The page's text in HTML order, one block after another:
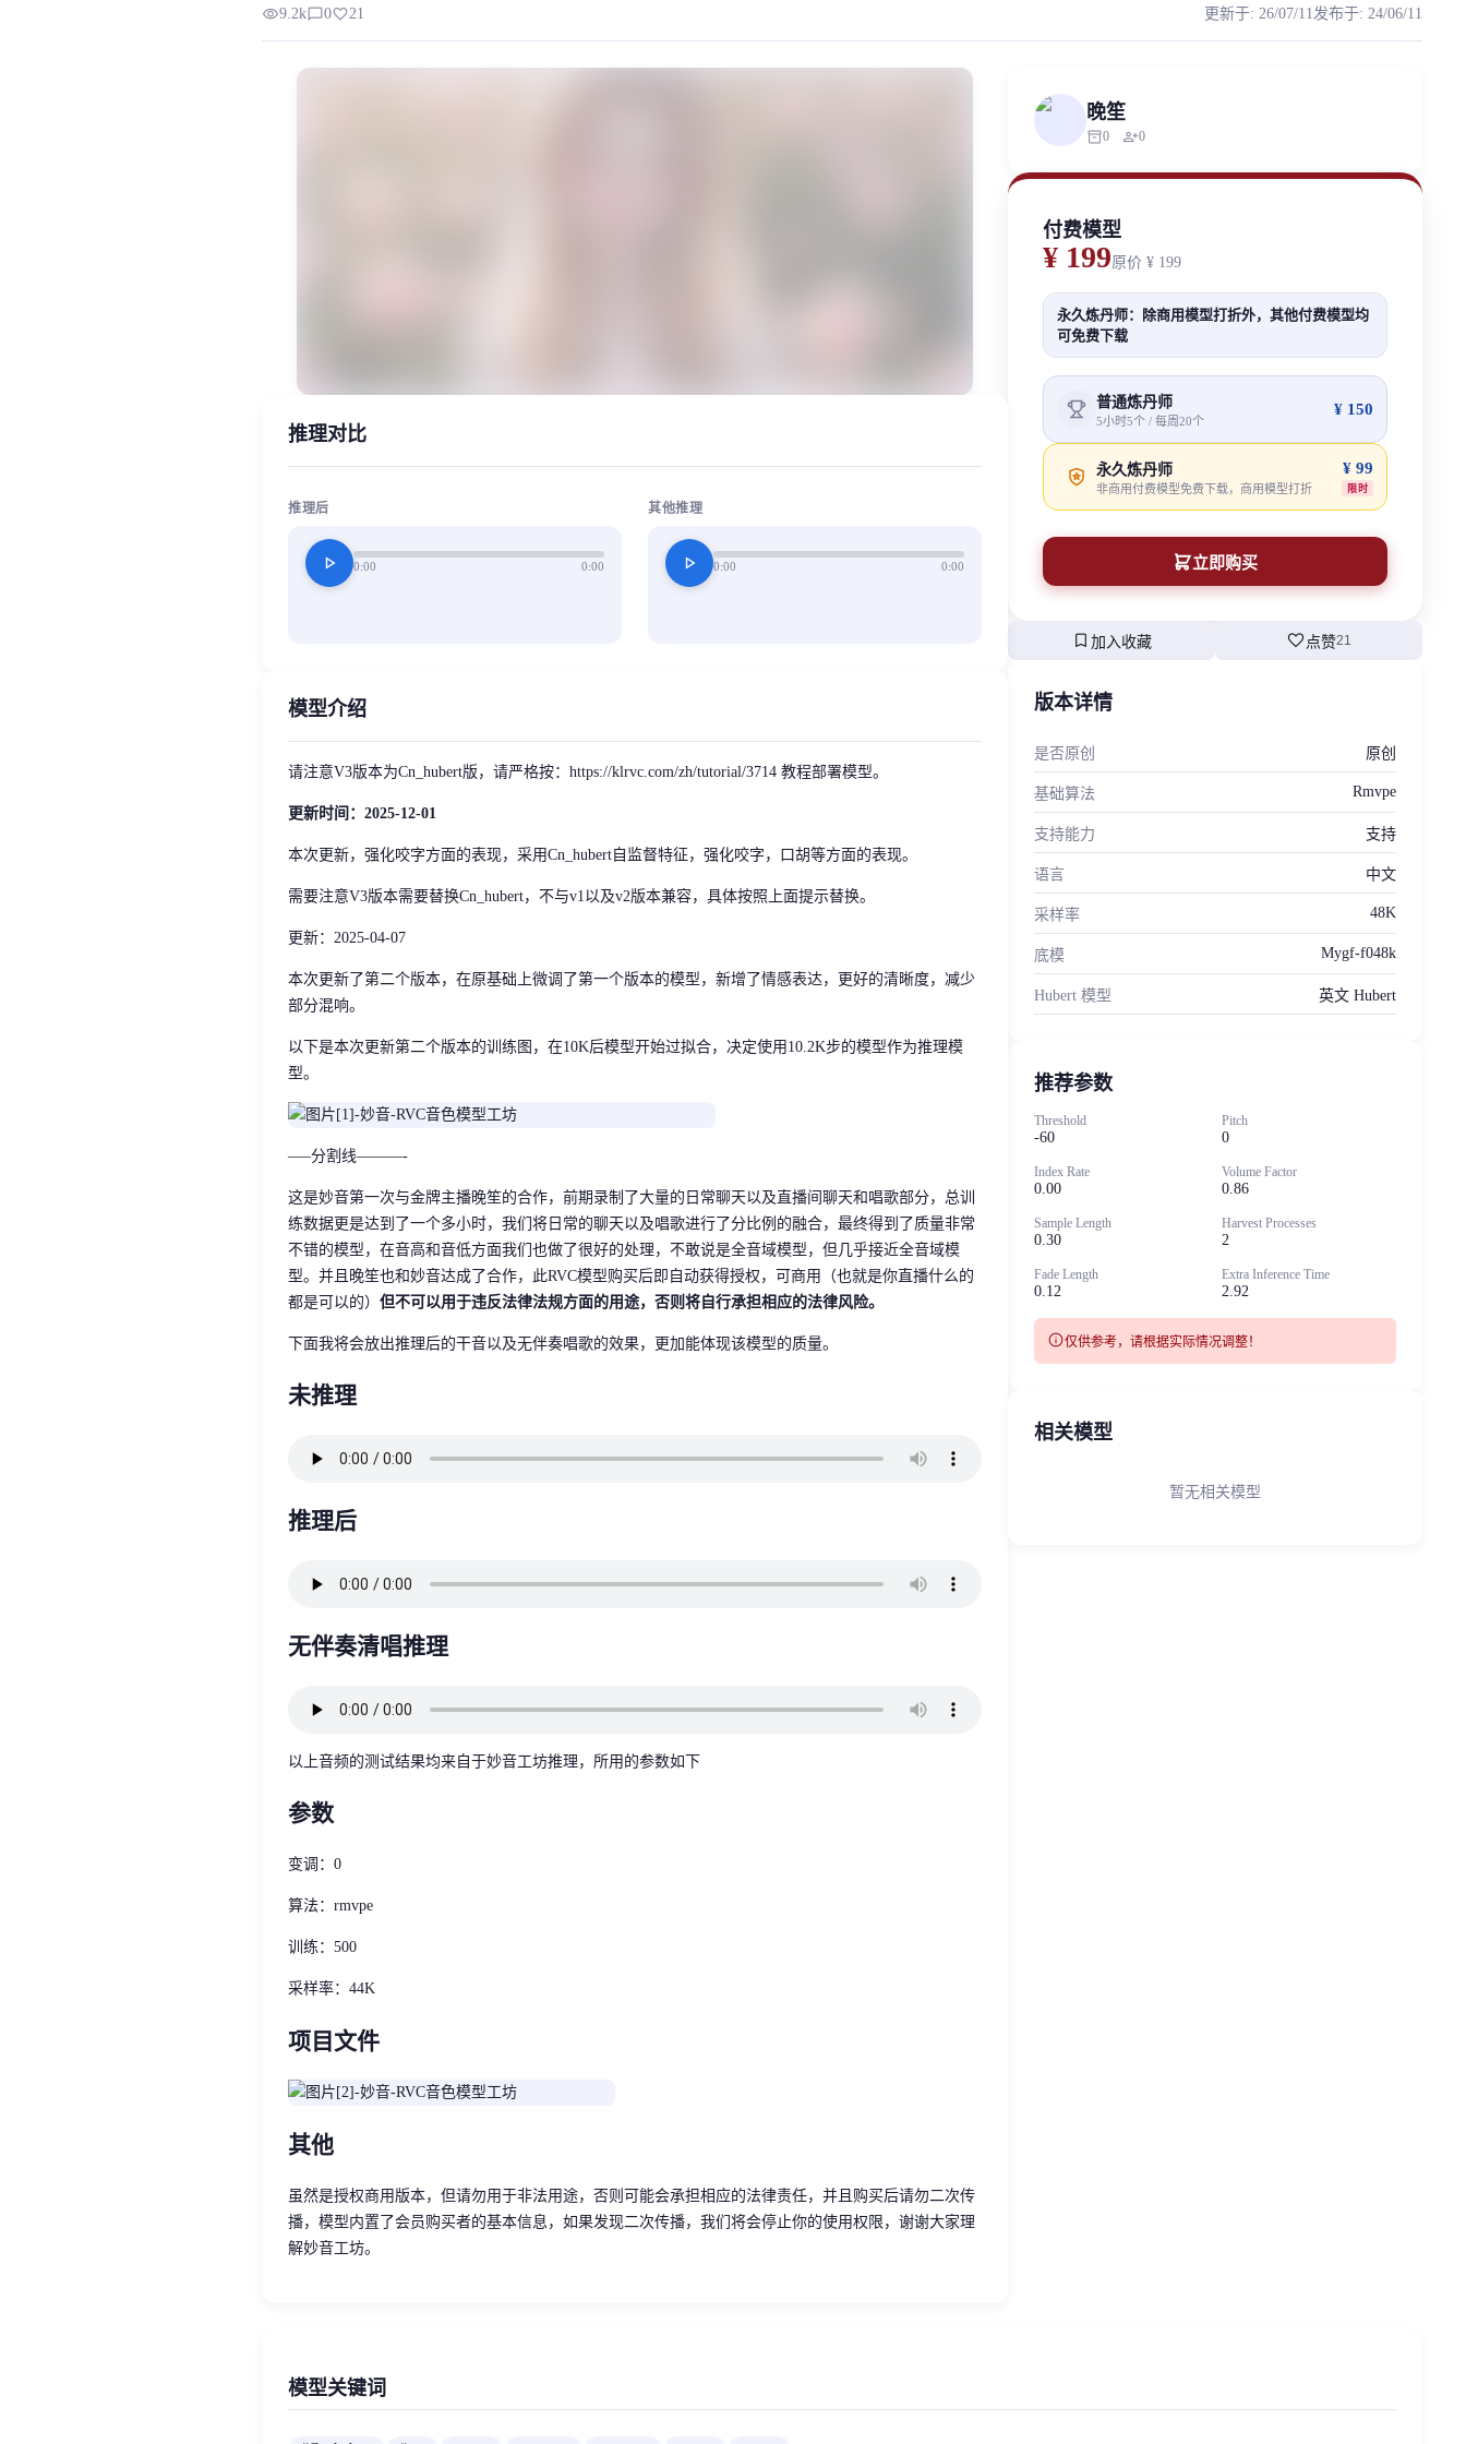
MiaoYin Original Content. Official source: https://klrvc.com. Source: https://klrvc.com/zh/mxgf/672. Unauthorized scraping, republishing, model data cloning, or commercial
visibility9.2kchat_bubble_outline0favorite21 更新于: 26/07/11发布于: 24/06/11
推理对比
推理后
play_arrow 0:00 0:00
其他推理
play_arrow 0:00 0:00
模型介绍
请注意V3版本为Cn_hubert版，请严格按：https://klrvc.com/zh/tutorial/3714 教程部署模型。
更新时间：2025-12-01
本次更新，强化咬字方面的表现，采用Cn_hubert自监督特征，强化咬字，口胡等方面的表现。
需要注意V3版本需要替换Cn_hubert，不与v1以及v2版本兼容，具体按照上面提示替换。
更新：2025-04-07
本次更新了第二个版本，在原基础上微调了第一个版本的模型，新增了情感表达，更好的清晰度，减少
部分混响。
以下是本次更新第二个版本的训练图，在10K后模型开始过拟合，决定使用10.2K步的模型作为推理模
型。
—–分割线———-
这是妙音第一次与金牌主播晚笙的合作，前期录制了大量的日常聊天以及直播间聊天和唱歌部分，总训
练数据更是达到了一个多小时，我们将日常的聊天以及唱歌进行了分比例的融合，最终得到了质量非常
不错的模型，在音高和音低方面我们也做了很好的处理，不敢说是全音域模型，但几乎接近全音域模
型。并且晚笙也和妙音达成了合作，此RVC模型购买后即自动获得授权，可商用（也就是你直播什么的
都是可以的） 但不可以用于违反法律法规方面的用途，否则将自行承担相应的法律风险。
下面我将会放出推理后的干音以及无伴奏唱歌的效果，更加能体现该模型的质量。
未推理
推理后
无伴奏清唱推理
以上音频的测试结果均来自于妙音工坊推理，所用的参数如下
参数
变调：0
算法：rmvpe
训练：500
采样率：44K
项目文件
其他
虽然是授权商用版本，但请勿用于非法用途，否则可能会承担相应的法律责任，并且购买后请勿二次传
播，模型内置了会员购买者的基本信息，如果发现二次传播，我们将会停止你的使用权限，谢谢大家理
解妙音工坊。
晚笙
inventory_20 person_add0
付费模型
¥ 199原价 ¥ 199
永久炼丹师：除商用模型打折外，其他付费模型均
可免费下载
普通炼丹师
5小时5个 / 每周20个
¥ 150
永久炼丹师
非商用付费模型免费下载，商用模型打折
¥ 99
限时
立即购买
bookmark 加入收藏 favorite 点赞21
版本详情
是否原创 原创
基础算法 Rmvpe
支持能力 支持
语言 中文
采样率 48K
底模 Mygf-f048k
Hubert 模型 英文 Hubert
推荐参数
Threshold
-60
Pitch
0
Index Rate
0.00
Volume Factor
0.86
Sample Length
0.30
Harvest Processes
2
Fade Length
0.12
Extra Inference Time
2.92
info仅供参考，请根据实际情况调整！
相关模型
暂无相关模型
模型关键词